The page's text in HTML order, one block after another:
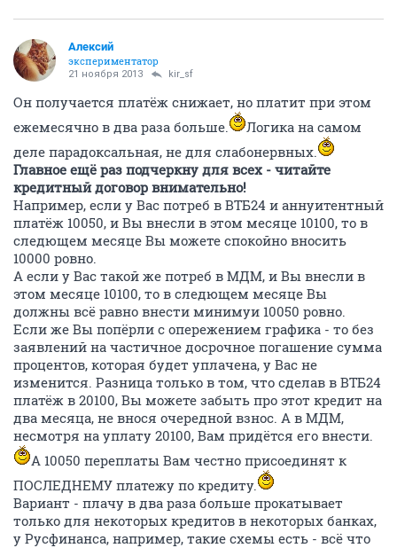
Алексий
экспериментатор
21 ноября 2013 kir_sf
Он получается платёж снижает, но платит при этом
ежемесячно в два раза больше.
Логика на самом
деле парадоксальная, не для слабонервных.
Главное ещё раз подчеркну для всех - читайте
кредитный договор внимательно!
Например, если у Вас потреб в ВТБ24 и аннуитентный
платёж 10050, и Вы внесли в этом месяце 10100, то в
следющем месяце Вы можете спокойно вносить
10000 ровно.
А если у Вас такой же потреб в МДМ, и Вы внесли в
этом месяце 10100, то в следющем месяце Вы
должны всё равно внести минимуи 10050 ровно.
Если же Вы попёрли с опережением графика - то без
заявлений на частичное досрочное погашение сумма
процентов, которая будет уплачена, у Вас не
изменится. Разница только в том, что сделав в ВТБ24
платёж в 20100, Вы можете забыть про этот кредит на
два месяца, не внося очередной взнос. А в МДМ,
несмотря на уплату 20100, Вам придётся его внести.
А 10050 переплаты Вам честно присоединят к
ПОСЛЕДНЕМУ платежу по кредиту.
Вариант - плачу в два раза больше прокатывает
только для некоторых кредитов в некоторых банках,
у Русфинанса, например, такие схемы есть - всё что